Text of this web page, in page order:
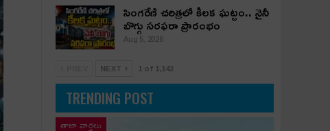
సింగరేణి చరిత్రలో కీలక ఘట్టం.. నైనీ
బొగ్గు సరఫరా ప్రారంభం
Aug 5, 2026
NEXT 1 of 1,143
TRENDING POST
తాజా వార్తలు